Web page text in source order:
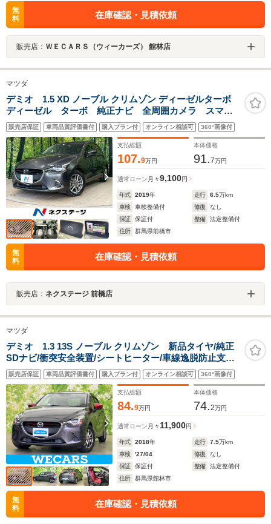
無
料
在庫確認・見積依頼
販売店： ＷＥＣＡＲＳ（ウィーカーズ） 館林店
マツダ
デミオ 1.5 XD ノーブル クリムゾン ディーゼルターボ
ディーゼル ターボ 純正ナビ 全周囲カメラ スマー
トシティブレーキサポート レーダークルーズ 禁煙
シートヒーター クリアランスソナー LEDヘッド ス
マートキー ドラレコ ETC
販売店保証 車両品質評価書付 購入プラン付 オンライン相談可 360°画像付
支払総額
107.9万円
本体価格
91.7万円
通常ローン 月々9,100円
年式 2019年 走行 6.5万km
車検
車検整備付 修復
なし
保証
保証付 整備
法定整備付
住所
群馬県前橋市
無
料
在庫確認・見積依頼
販売店： ネクステージ 前橋店
マツダ
デミオ 1.3 13S ノーブル クリムゾン 新品タイヤ/純正
SDナビ/衝突安全装置/シートヒーター/車線逸脱防止支援
システム/ドライブレコーダー 社外/ヘッドランプ
LED/Bluetooth接続/ETC/EBD付ABS/横滑り防止装置
販売店保証 車両品質評価書付 購入プラン付 オンライン相談可 360°画像付
支払総額
84.9万円
本体価格
74.2万円
通常ローン 月々 11,900円
年式 2018年 走行 7.5万km
車検
'27/04 修復
なし
保証
保証付 整備
法定整備付
住所
群馬県館林市
無
料
在庫確認・見積依頼